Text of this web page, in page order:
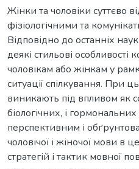
Жінки та чоловіки суттєво
фізіологічними та
Відповідно до останніх
деякі стильові особливості
чоловікам або жінкам у
ситуації спілкування. При
виникають під впливом як
біологічних, і
перспективним і
чоловічої і жіночої мови в
стратегій і тактик мовної